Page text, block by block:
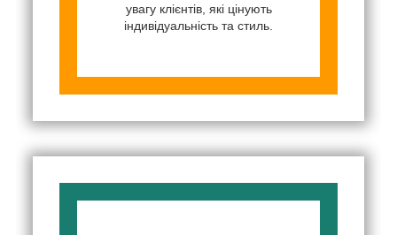
увагу клієнтів, які цінують
індивідуальність та стиль.